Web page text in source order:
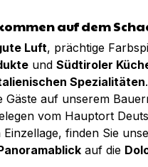
auf dem
Luft, prächtige
und Südtiroler
Spezialitäten
Gäste auf unserem
vom Hauptort
finden Sie
auf die